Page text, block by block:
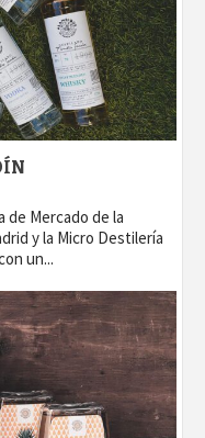
de Mercado de la
y la Micro Destilería
un...